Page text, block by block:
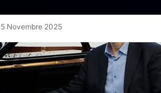
5 Novembre 2025
« Le Disciple » de Mikhaïl
Rudy à Perpignan le vendredi